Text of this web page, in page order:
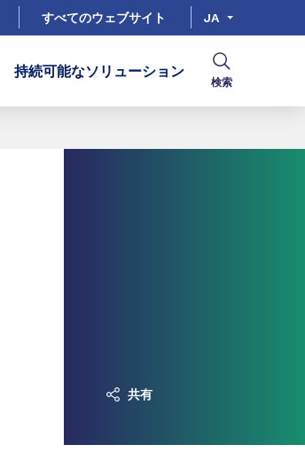
すべてのウェブサイト JA
持続可能なソリューション
検索
共有